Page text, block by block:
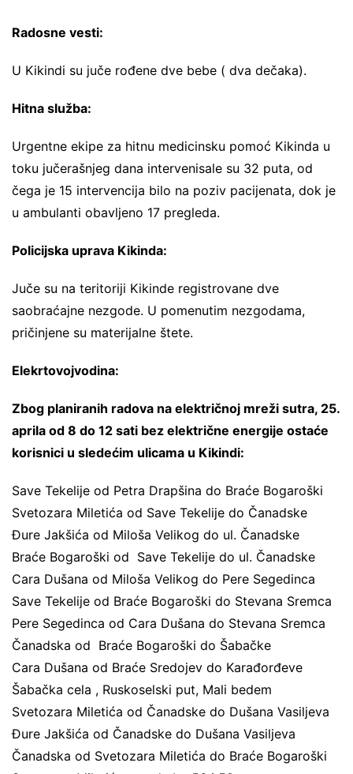
Radosne vesti:
U Kikindi su juče rođene dve bebe ( dva dečaka).
Hitna služba:
Urgentne ekipe za hitnu medicinsku pomoć Kikinda u
toku jučerašnjeg dana intervenisale su 32 puta, od
čega je 15 intervencija bilo na poziv pacijenata, dok je
u ambulanti obavljeno 17 pregleda.
Policijska uprava Kikinda:
Juče su na teritoriji Kikinde registrovane dve
saobraćajne nezgode. U pomenutim nezgodama,
pričinjene su materijalne štete.
Elekrtovojvodina:
Zbog planiranih radova na električnoj mreži sutra, 25.
aprila od 8 do 12 sati bez električne energije ostaće
korisnici u sledećim ulicama u Kikindi:
Save Tekelije od Petra Drapšina do Braće Bogaroški
Svetozara Miletića od Save Tekelije do Čanadske
Đure Jakšića od Miloša Velikog do ul. Čanadske
Braće Bogaroški od Save Tekelije do ul. Čanadske
Cara Dušana od Miloša Velikog do Pere Segedinca
Save Tekelije od Braće Bogaroški do Stevana Sremca
Pere Segedinca od Cara Dušana do Stevana Sremca
Čanadska od Braće Bogaroški do Šabačke
Cara Dušana od Braće Sredojev do Karađorđeve
Šabačka cela , Ruskoselski put, Mali bedem
Svetozara Miletića od Čanadske do Dušana Vasiljeva
Đure Jakšića od Čanadske do Dušana Vasiljeva
Čanadska od Svetozara Miletića do Braće Bogaroški